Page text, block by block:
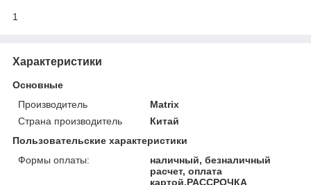
1
Характеристики
Основные
Производитель
Matrix
Страна производитель
Китай
Пользовательские характеристики
Формы оплаты:
наличный, безналичный
расчет, оплата
картой,РАССРОЧКА